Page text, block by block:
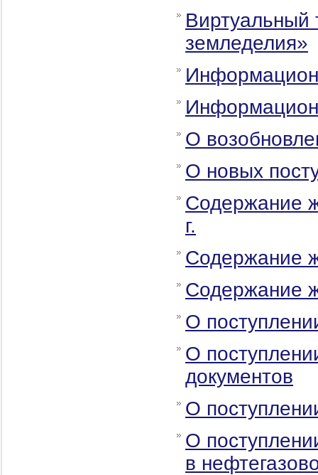
Виртуальный
земледелия»
О
О новых
Содержание
г.
Содержание
Содержание
О
О
документов
О
О
в